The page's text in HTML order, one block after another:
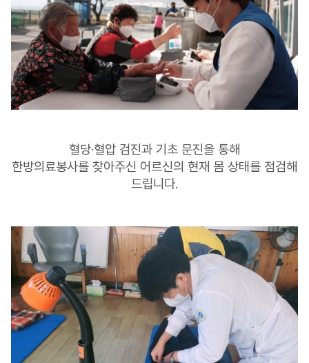
혈당·혈압 검진과 기초 문진을 통해
한방의료봉사를 찾아주신 어르신의 현재 몸 상태를 점검해
드립니다.